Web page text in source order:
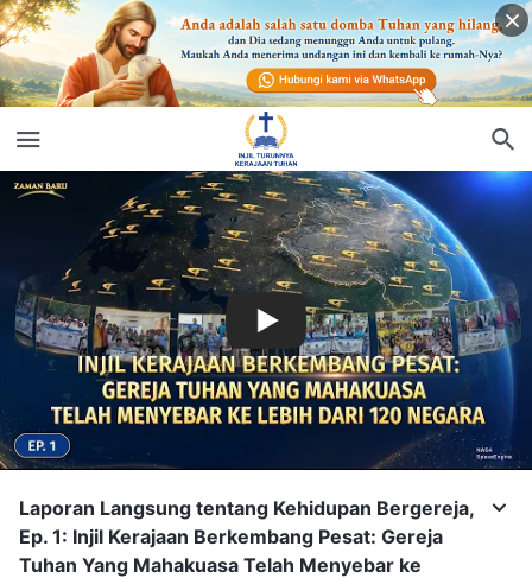
Laporan Langsung tentang Kehidupan Bergereja,
Ep. 1: Injil Kerajaan Berkembang Pesat: Gereja
Tuhan Yang Mahakuasa Telah Menyebar ke